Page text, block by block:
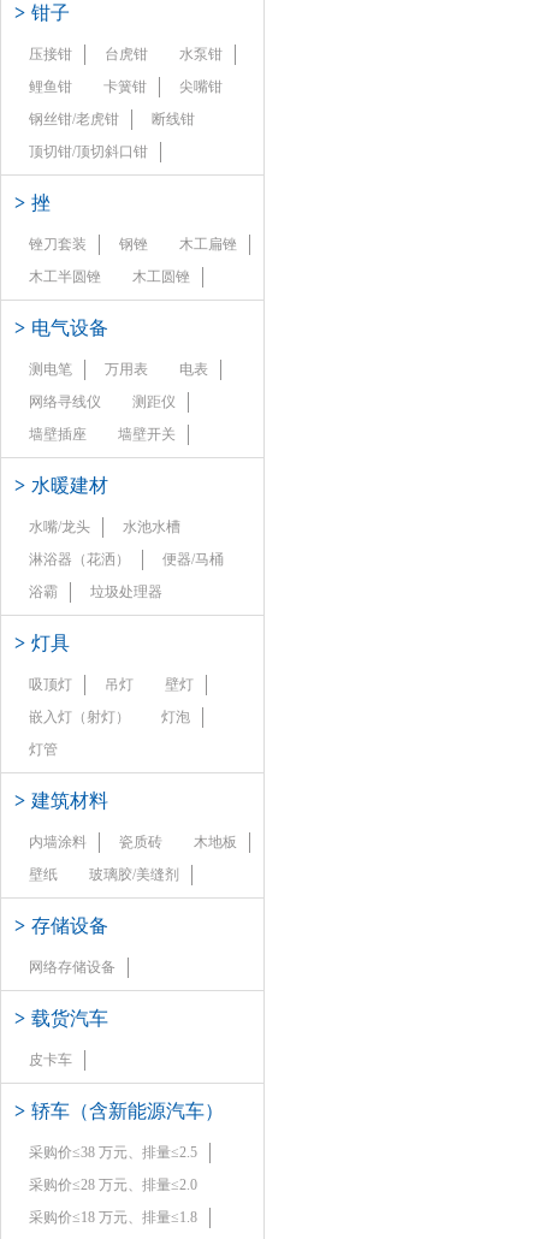
> 钳子
压接钳 台虎钳
水泵钳
鲤鱼钳
卡簧钳
尖嘴钳
钢丝钳/老虎钳
断线钳
顶切钳/顶切斜口钳
> 挫
锉刀套装 钢锉
木工扁锉
木工半圆锉
木工圆锉
> 电气设备
测电笔 万用表
电表
网络寻线仪
测距仪
墙壁插座
墙壁开关
> 水暖建材
水嘴/龙头
水池水槽
淋浴器（花洒）
便器/马桶
浴霸
垃圾处理器
> 灯具
吸顶灯 吊灯
壁灯
嵌入灯（射灯）
灯泡
灯管
> 建筑材料
内墙涂料 瓷质砖
木地板
壁纸
玻璃胶/美缝剂
> 存储设备
网络存储设备
> 载货汽车
皮卡车
> 轿车（含新能源汽车）
采购价≤38 万元、排量≤2.5
采购价≤28 万元、排量≤2.0
采购价≤18 万元、排量≤1.8